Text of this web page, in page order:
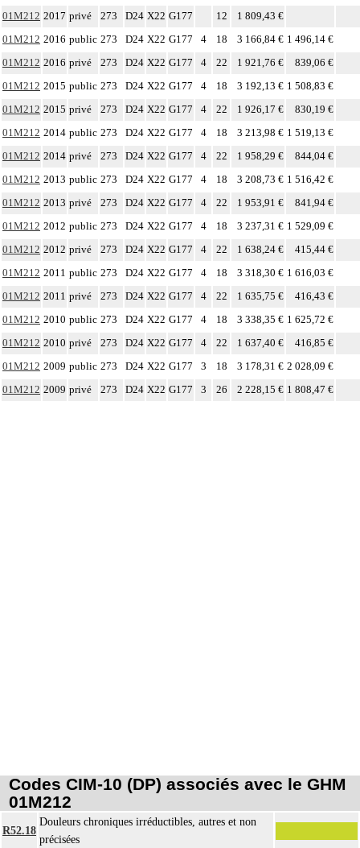
01M212 2017 privé 273 D24 X22 G177 12
1 809,43 €
01M212 2016 public 273 D24 X22 G177 4 18 3 166,84 € 1 496,14 €
01M212 2016 privé 273 D24 X22 G177 4 22 1 921,76 €
839,06 €
01M212 2015 public 273 D24 X22 G177 4 18 3 192,13 € 1 508,83 €
01M212 2015 privé 273 D24 X22 G177 4 22 1 926,17 €
830,19 €
01M212 2014 public 273 D24 X22 G177 4 18 3 213,98 € 1 519,13 €
01M212 2014 privé 273 D24 X22 G177 4 22 1 958,29 €
844,04 €
01M212 2013 public 273 D24 X22 G177 4 18 3 208,73 € 1 516,42 €
01M212 2013 privé 273 D24 X22 G177 4 22 1 953,91 €
841,94 €
01M212 2012 public 273 D24 X22 G177 4 18 3 237,31 € 1 529,09 €
01M212 2012 privé 273 D24 X22 G177 4 22 1 638,24 €
415,44 €
01M212 2011 public 273 D24 X22 G177 4 18 3 318,30 € 1 616,03 €
01M212 2011 privé 273 D24 X22 G177 4 22 1 635,75 €
416,43 €
01M212 2010 public 273 D24 X22 G177 4 18 3 338,35 € 1 625,72 €
01M212 2010 privé 273 D24 X22 G177 4 22 1 637,40 €
416,85 €
01M212 2009 public 273 D24 X22 G177 3 18 3 178,31 € 2 028,09 €
01M212 2009 privé 273 D24 X22 G177 3 26 2 228,15 € 1 808,47 €
Codes CIM-10 (DP) associés avec le GHM
01M212
R52.18
Douleurs chroniques irréductibles, autres et non
précisées